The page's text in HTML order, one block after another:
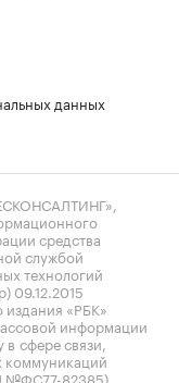
данных
средства
службой
технологий
09.12.2015
«РБК»
информации
сфере связи,
коммуникаций
№ФС77-82385)